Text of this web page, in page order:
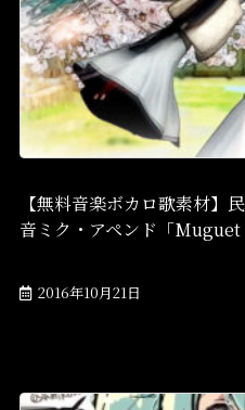
【無料音楽ボカロ歌素材】
音ミク・アペンド「Muguet
2016年10月21日